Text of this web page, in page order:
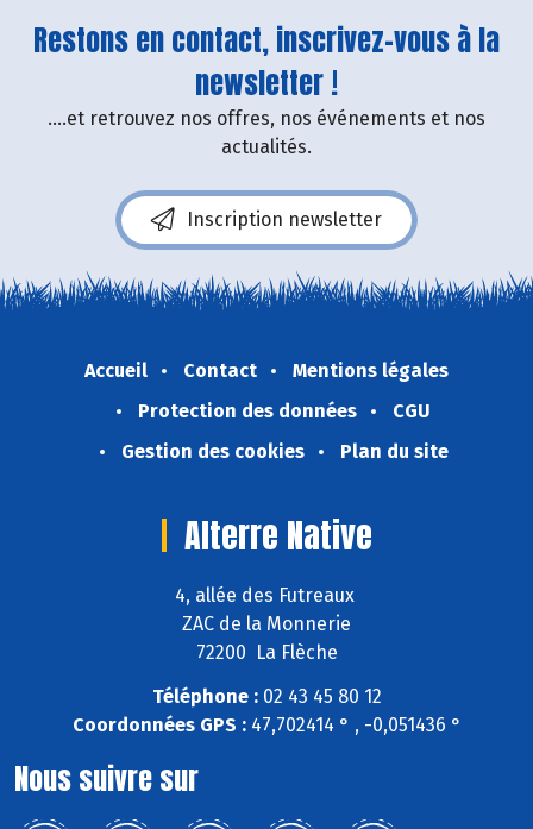
Restons en contact, inscrivez-vous à la
newsletter !
....et retrouvez nos offres, nos événements et nos
actualités.
Inscription newsletter
Accueil Contact
Mentions légales
Protection des données
CGU
Gestion des cookies
Plan du site
Alterre Native
4, allée des Futreaux
ZAC de la Monnerie
72200 La Flèche
Téléphone :02 43 45 80 12
Coordonnées GPS :47,702414 ° , -0,051436 °
Nous suivre sur